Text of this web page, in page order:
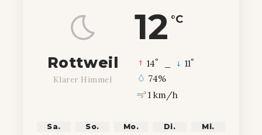
12 °C
Rottweil
Klarer Himmel
14° 11°
74%
1 km/h
Sa. So. Mo. Di. Mi.